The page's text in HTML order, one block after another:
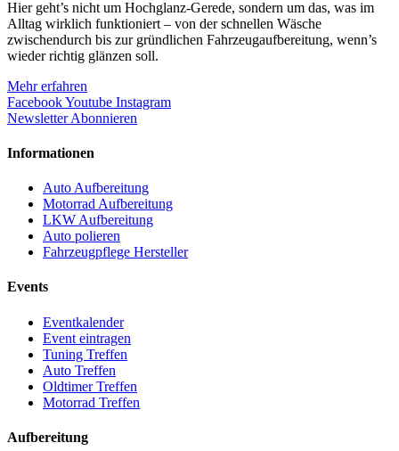
Hier geht’s nicht um Hochglanz-Gerede, sondern um das, was im
Alltag wirklich funktioniert – von der schnellen Wäsche
zwischendurch bis zur gründlichen Fahrzeugaufbereitung, wenn’s
wieder richtig glänzen soll.
Mehr erfahren
FacebookYoutube Instagram
Newsletter Abonnieren
Informationen
Auto Aufbereitung
Motorrad Aufbereitung
LKW Aufbereitung
Auto polieren
Fahrzeugpflege Hersteller
Events
Eventkalender
Event eintragen
Tuning Treffen
Auto Treffen
Oldtimer Treffen
Motorrad Treffen
Aufbereitung